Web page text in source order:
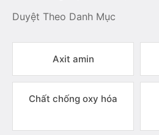
Duyệt Theo Danh Mục
Axit amin
Chất chống oxy hóa